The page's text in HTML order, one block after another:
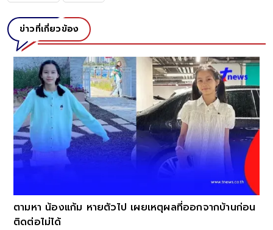
ข่าวที่เกี่ยวข้อง
ตามหา น้องแก้ม หายตัวไป เผยเหตุผลที่ออกจากบ้านก่อน
ติดต่อไม่ได้